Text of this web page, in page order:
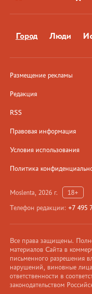
Город Люди
Размещение рекламы
Редакция
RSS
Правовая информация
Условия использования
Политика
Moslenta, 2026 г.
18+
Телефон редакции: +7 495
Все права защищены.
материалов Сайта в
письменного разрешения
нарушений, виновные
ответственности в
законодательством